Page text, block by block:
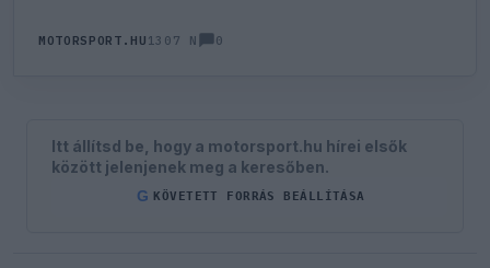
MOTORSPORT.HU 1307 N 0
Itt állítsd be, hogy a motorsport.hu hírei elsők
között jelenjenek meg a keresőben.
G KÖVETETT FORRÁS BEÁLLÍTÁSA